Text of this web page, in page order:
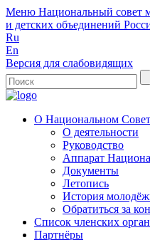
Меню Национальный совет
и детских объединений
Ru
En
Версия для слабовидящих
О Национальном
О деятельности
Руководство
Аппарат
Документы
Летопись
История
Обратиться за
Список членских
Партнёры